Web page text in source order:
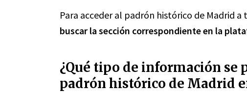
Para acceder al padrón histórico de Madrid
buscar la sección correspondiente en la
¿Qué tipo de información se
padrón histórico de Madrid